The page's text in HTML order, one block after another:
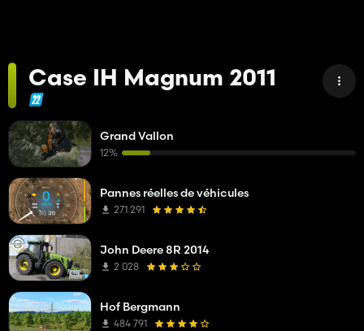
Case IH Magnum 2011
Grand Vallon
12%
Pannes réelles de véhicules
271 291
John Deere 8R 2014
2 028
Hof Bergmann
484 791